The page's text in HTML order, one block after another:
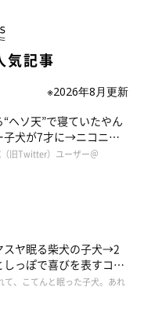
´∀｀)
たい…
気記事
※2026年8月更新
ヘソ天”で寝ていたやん
子犬が7才に→ニコニ
イル”が魅力のコに成
旧Twitter）ユーザー＠
スヤ眠る柴犬の子犬→2
っぽで喜びを表すコに
て、こてんと眠った子犬。あれ